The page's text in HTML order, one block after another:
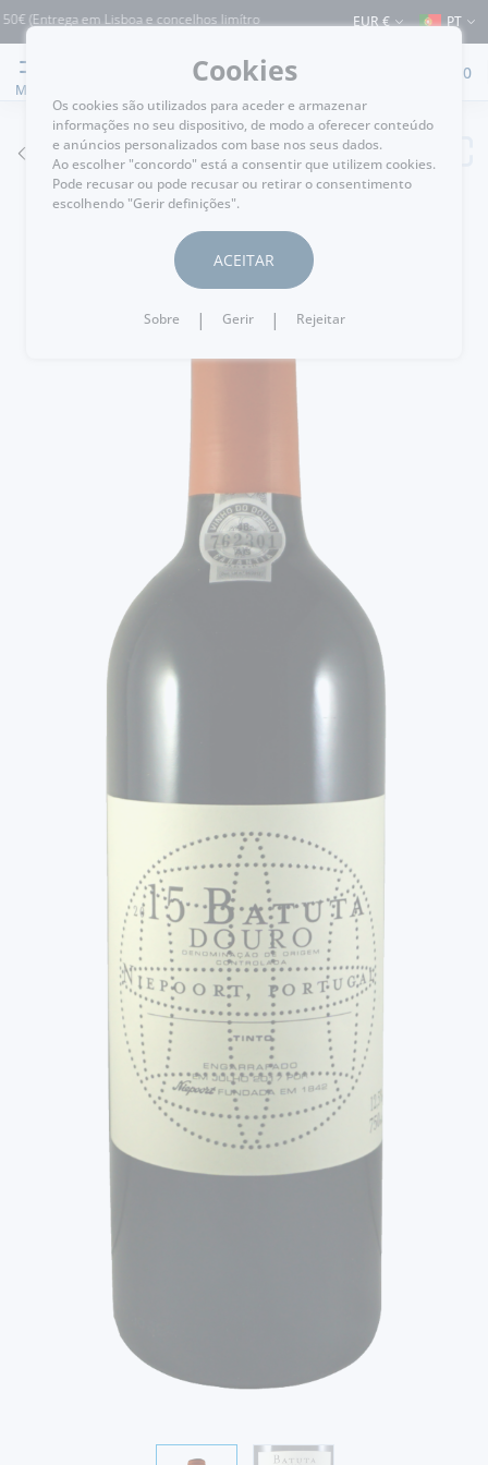
em Lisboa e concelhos limítrofes) ⚠️ Envios para Portugal e para o resto
EUR € PT
MENU
0
VOLTAR
Cookies
Os cookies são utilizados para aceder e armazenar
informações no seu dispositivo, de modo a oferecer conteúdo
e anúncios personalizados com base nos seus dados.
Ao escolher "concordo" está a consentir que utilizem cookies.
Pode recusar ou pode recusar ou retirar o consentimento
escolhendo "Gerir definições".
ACEITAR
Sobre | Gerir | Rejeitar